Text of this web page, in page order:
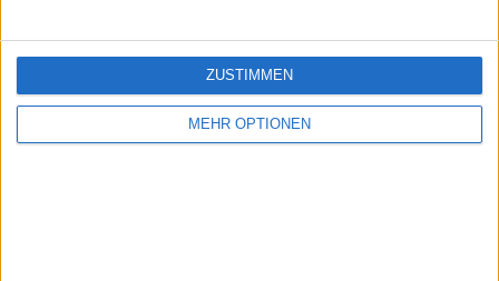
MEHR OPTIONEN
ZUSTIMMEN